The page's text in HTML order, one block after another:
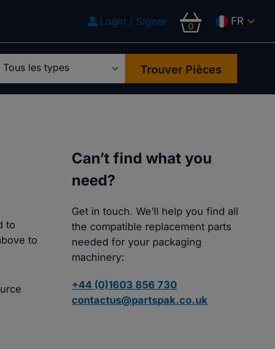
Login / Signer 0 FR
Trouver Pièces
to
to
Can’t find what you
need?
Get in touch. We’ll help you find all
the compatible replacement parts
needed for your packaging
machinery:
+44 (0)1603 856 730
contactus@partspak.co.uk